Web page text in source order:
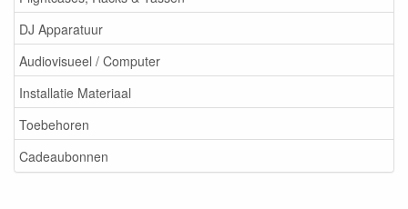
DJ Apparatuur
Audiovisueel / Computer
Installatie Materiaal
Toebehoren
Cadeaubonnen